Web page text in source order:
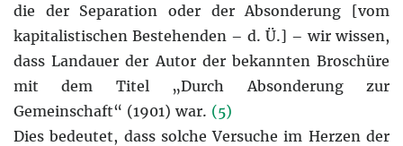
die der Separation oder der Absonderung [vom
kapitalistischen Bestehenden – d. Ü.] – wir wissen,
dass Landauer der Autor der bekannten Broschüre
mit dem Titel „Durch Absonderung zur
Gemeinschaft“ (1901) war. (5)
Dies bedeutet, dass solche Versuche im Herzen der